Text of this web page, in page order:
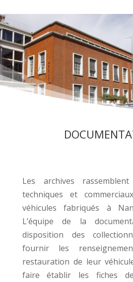
Les archives
techniques et
véhicules fabriqués à
L’équipe de la
disposition des
fournir les
restauration de leur
faire établir les fiches de